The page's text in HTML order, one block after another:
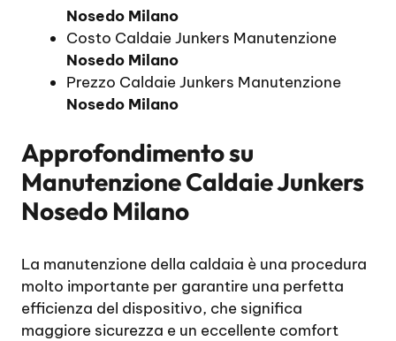
Nosedo Milano
Costo Caldaie Junkers Manutenzione
Nosedo Milano
Prezzo Caldaie Junkers Manutenzione
Nosedo Milano
Approfondimento su
Manutenzione Caldaie Junkers
Nosedo Milano
La manutenzione della caldaia è una procedura
molto importante per garantire una perfetta
efficienza del dispositivo, che significa
maggiore sicurezza e un eccellente comfort